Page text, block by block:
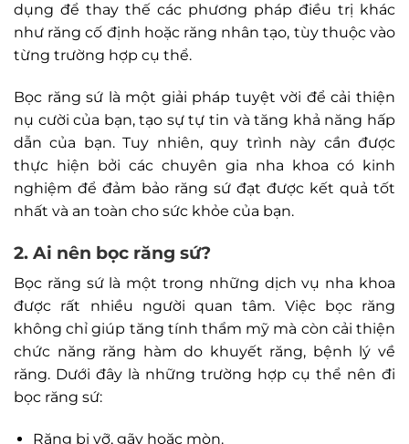
dụng để thay thế các phương pháp điều trị khác
như răng cố định hoặc răng nhân tạo, tùy thuộc vào
từng trường hợp cụ thể.
Bọc răng sứ là một giải pháp tuyệt vời để cải thiện
nụ cười của bạn, tạo sự tự tin và tăng khả năng hấp
dẫn của bạn. Tuy nhiên, quy trình này cần được
thực hiện bởi các chuyên gia nha khoa có kinh
nghiệm để đảm bảo răng sứ đạt được kết quả tốt
nhất và an toàn cho sức khỏe của bạn.
2. Ai nên bọc răng sứ?
Bọc răng sứ là một trong những dịch vụ nha khoa
được rất nhiều người quan tâm. Việc bọc răng
không chỉ giúp tăng tính thẩm mỹ mà còn cải thiện
chức năng răng hàm do khuyết răng, bệnh lý về
răng. Dưới đây là những trường hợp cụ thể nên đi
bọc răng sứ:
Răng bị vỡ, gãy hoặc mòn.